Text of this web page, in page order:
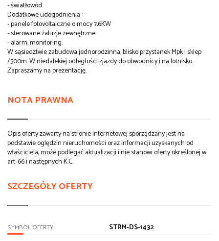
- światłowód
Dodatkowe udogodnienia :
- panele fotovoltaiczne o mocy 7,6KW
- sterowane żaluzje zewnętrzne
- alarm, monitoring.
W sąsiedztwie zabudowa jednorodzinna, blisko przystanek Mpk i sklep
/500m. W niedalekiej odległości zjazdy do obwodnicy i na lotnisko.
Zapraszamy na prezentację.
NOTA PRAWNA
Opis oferty zawarty na stronie internetowej sporządzany jest na
podstawie oględzin nieruchomości oraz informacji uzyskanych od
właściciela, może podlegać aktualizacji i nie stanowi oferty określonej w
art. 66 i następnych K.C.
SZCZEGÓŁY OFERTY
SYMBOL OFERTY STRM-DS-1432